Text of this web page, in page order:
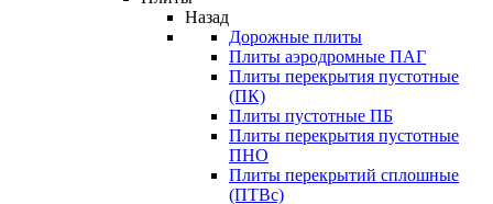
Назад
Дорожные плиты
Плиты аэродромные ПАГ
Плиты перекрытия пустотные
(ПК)
Плиты пустотные ПБ
Плиты перекрытия пустотные
ПНО
Плиты перекрытий сплошные
(ПТВс)